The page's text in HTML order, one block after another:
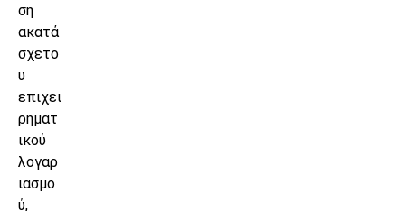
ση
ακατά
σχετο
υ
επιχει
ρηματ
ικού
λογαρ
ιασμο
ύ,